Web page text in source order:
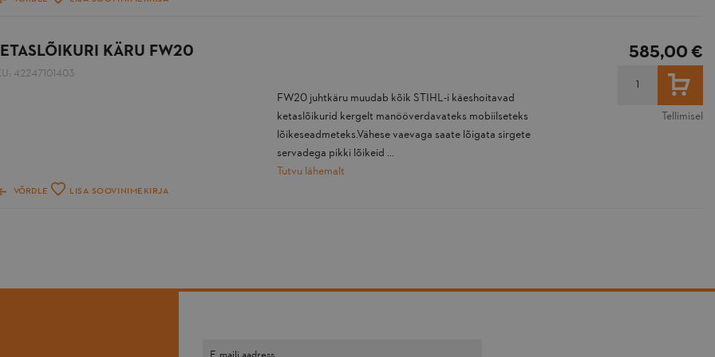
KÄRU FW20
42247101403
VÕRDLE LISA SOOVINIMEKIRJA
FW20 juhtkäru muudab kõik STIHL-i käeshoitavad
ketaslõikurid kergelt manööverdavateks mobiilseteks
lõikeseadmeteks.Vähese vaevaga saate lõigata sirgete
servadega pikki lõikeid ...
Tutvu lähemalt
585,00 €
LISA
Tellimisel